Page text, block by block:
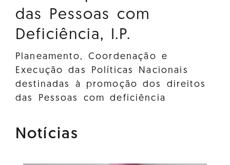
das Pessoas com
Deficiência, I.P.
Planeamento, Coordenação e
Execução das Políticas Nacionais
destinadas à promoção dos direitos
das Pessoas com deficiência
Notícias